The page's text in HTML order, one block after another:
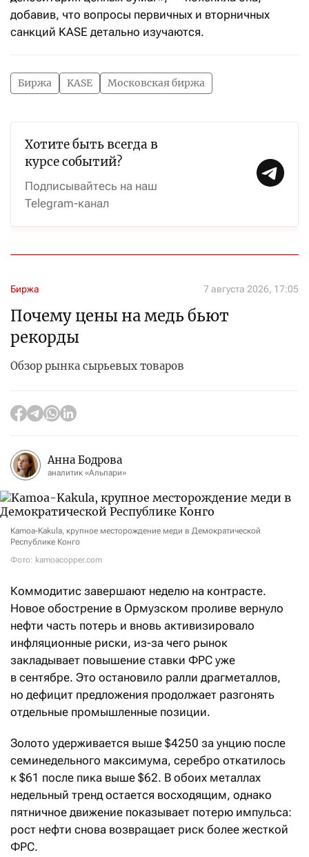
добавив, что вопросы первичных и вторничных
санкций KASE детально изучаются.
Биржа KASE Московская биржа
Хотите быть всегда в
курсе событий?
Подписывайтесь на наш
Telegram-канал
Биржа 7 августа 2026, 17:05
Почему цены на медь бьют
рекорды
Обзор рынка сырьевых товаров
Анна Бодрова
аналитик «Альпари»
Kamoa-Kakula, крупное месторождение меди в Демократической
Республике Конго
Фото: kamoacopper.com
Коммодитис завершают неделю на контрасте.
Новое обострение в Ормузском проливе вернуло
нефти часть потерь и вновь активизировало
инфляционные риски, из-за чего рынок
закладывает повышение ставки ФРС уже
в сентябре. Это остановило ралли драгметаллов,
но дефицит предложения продолжает разгонять
отдельные промышленные позиции.
Золото удерживается выше $4250 за унцию после
семинедельного максимума, серебро откатилось
к $61 после пика выше $62. В обоих металлах
недельный тренд остается восходящим, однако
пятничное движение показывает потерю импульса:
рост нефти снова возвращает риск более жесткой
ФРС.